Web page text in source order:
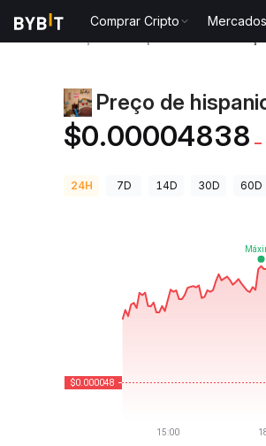
Comprar Cripto Mercados
Preço de
$0.00004838
24H 7D 14D 30D 60D